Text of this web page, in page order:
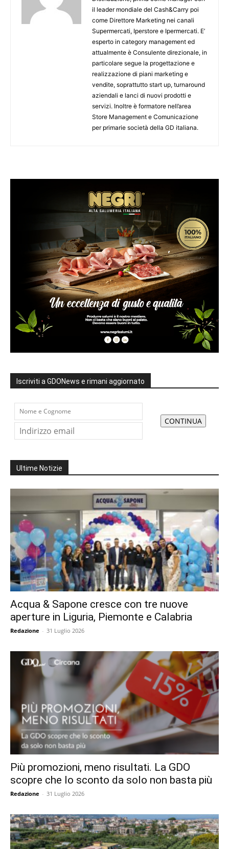
il leader mondiale del Cash&Carry poi
come Direttore Marketing nei canali
Supermercati, Iperstore e Ipermercati. E’
esperto in category management ed
attualmente è Consulente direzionale, in
particolare segue la progettazione e
realizzazione di piani marketing e
vendite, soprattutto start up, turnaround
aziendali e lanci di nuovi prodotti e
servizi. Inoltre è formatore nell’area
Store Management e Comunicazione
per primarie società della GD italiana.
Iscriviti a GDONews e rimani aggiornato
Ultime Notizie
Acqua & Sapone cresce con tre nuove
aperture in Liguria, Piemonte e Calabria
Redazione - 31 Luglio 2026
Più promozioni, meno risultati. La GDO
scopre che lo sconto da solo non basta più
Redazione - 31 Luglio 2026